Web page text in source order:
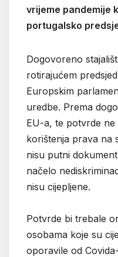
vrijeme pandemije
portugalsko
Dogovoreno
rotirajućem
Europskim
uredbe. Prema
EU-a, te potvrde
korištenja prava na
nisu putni
načelo
nisu cijepljene.
Potvrde bi trebale
osobama koje su
oporavile od